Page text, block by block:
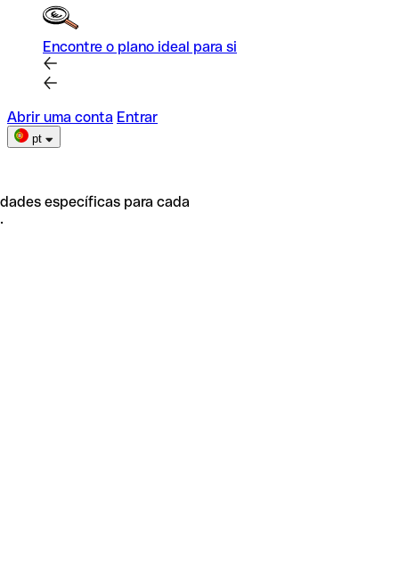
Encontre o plano ideal para si
Abrir uma conta Entrar
pt
específicas para cada